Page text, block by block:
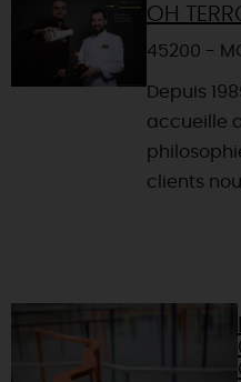
OH
45200 -
Depuis
accueille
clients